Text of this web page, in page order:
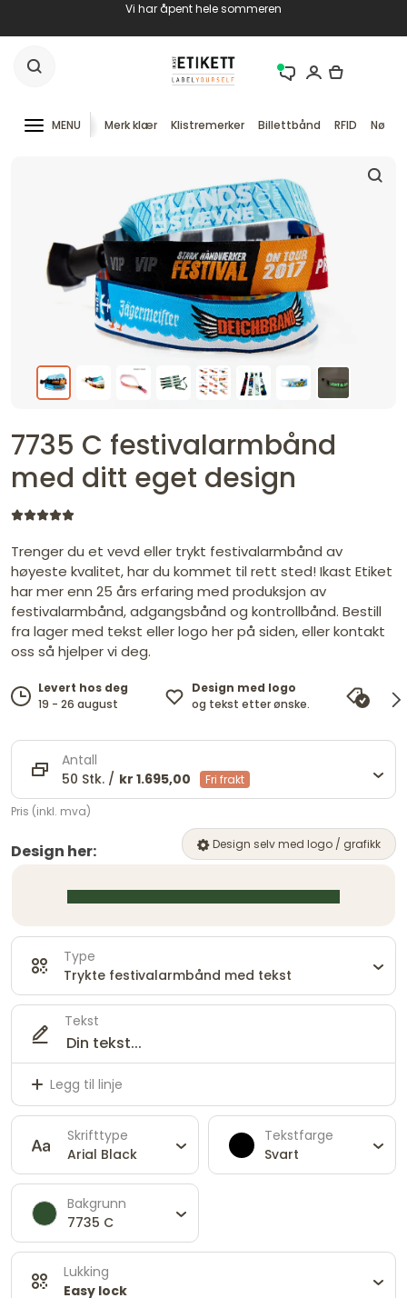
Vi har åpent hele sommeren
MENU Merk klær Klistremerker Billettbånd RFID
7735 C festivalarmbånd
med ditt eget design
Trenger du et vevd eller trykt festivalarmbånd av
høyeste kvalitet, har du kommet til rett sted! Ikast Etiket
har mer enn 25 års erfaring med produksjon av
festivalarmbånd, adgangsbånd og kontrollbånd. Bestill
fra lager med tekst eller logo her på siden, eller kontakt
oss så hjelper vi deg.
Levert hos deg
19 - 26 august
Design med logo
og tekst etter ønske.
vi
Antall
50 Stk. / kr 1.695,00 Fri frakt
Pris (inkl. mva)
Design her: Design selv med logo / grafikk
Type
Trykte festivalarmbånd med tekst
Tekst
Legg til linje
Skrifttype
Arial Black
Tekstfarge
Svart
Bakgrunn
7735 C
Lukking
Easy lock